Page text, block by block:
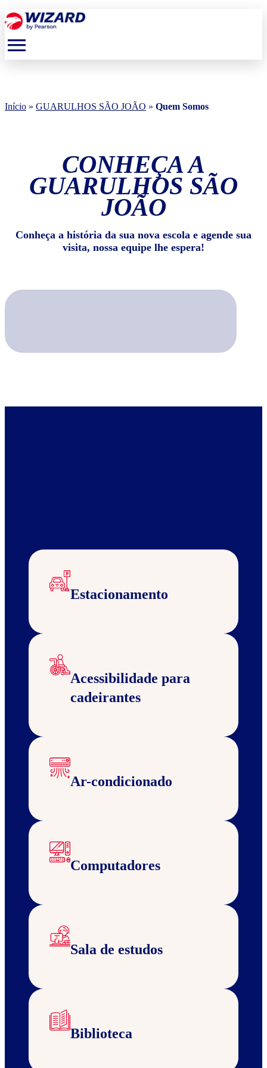
menu
Início » GUARULHOS SÃO JOÃO » Quem Somos
CONHEÇA A
GUARULHOS SÃO
JOÃO
Conheça a história da sua nova escola e agende sua
visita, nossa equipe lhe espera!
Estacionamento
Acessibilidade para
cadeirantes
Ar-condicionado
Computadores
Sala de estudos
Biblioteca